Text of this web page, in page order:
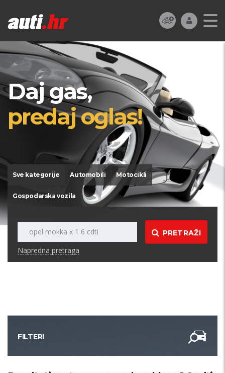
Daj gas,
predaj oglas!
Sve kategorije Automobili Motocikli
Gospodarska vozila
PRETRAŽI
Napredna pretraga
FILTERI